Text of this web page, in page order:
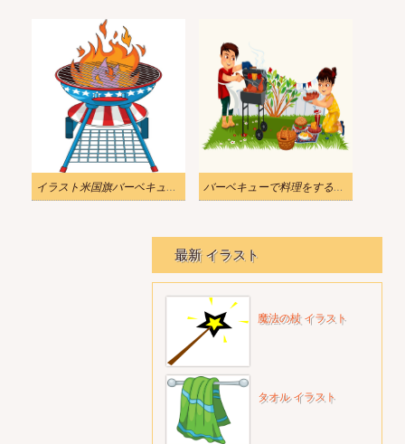
イラスト米国旗バーベキューグリル バーベキューで料理をする若い男のイラストpng
最新 イラスト
魔法の杖 イラスト
タオル イラスト